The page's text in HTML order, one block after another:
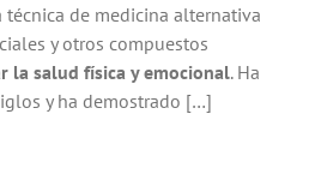
técnica de medicina alternativa
y otros compuestos
la salud física y emocional. Ha
y ha demostrado […]